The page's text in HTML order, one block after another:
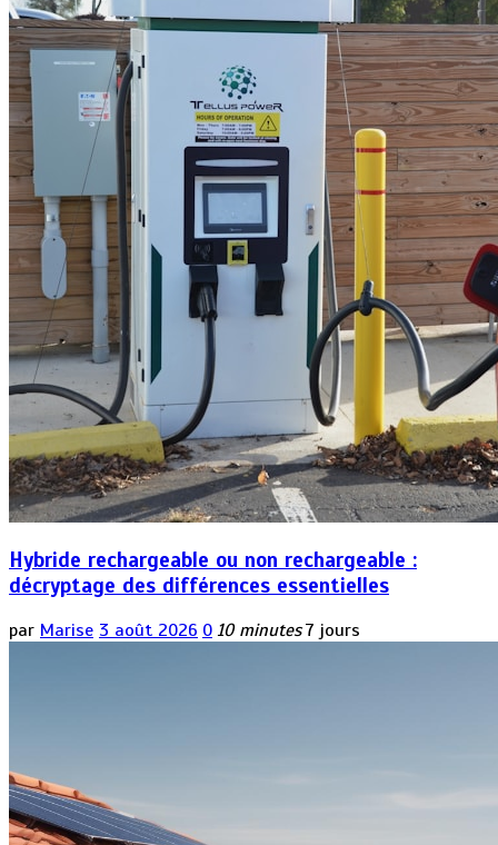
Hybride rechargeable ou non rechargeable :
décryptage des différences essentielles
par Marise 3 août 2026 0 10 minutes 7 jours